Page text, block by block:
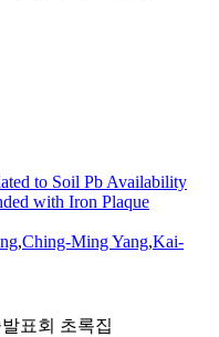
to Soil Pb Availability
with Iron Plaque
,Ching-Ming Yang,Kai-
표회 초록집